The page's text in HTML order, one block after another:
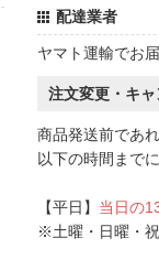
配達業者
ヤマト運輸でお
注文変更・キ
商品発送前であ
以下の時間まで
【平日】 当日の
※土曜・日曜・